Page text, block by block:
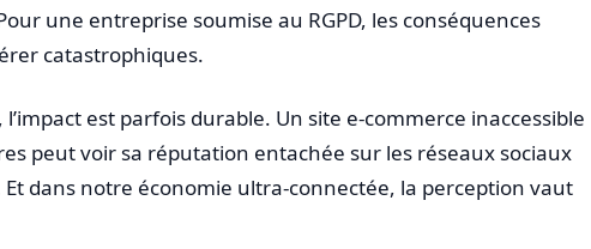
une entreprise soumise au RGPD, les conséquences
catastrophiques.
est parfois durable. Un site e-commerce inaccessible
peut voir sa réputation entachée sur les réseaux sociaux
dans notre économie ultra-connectée, la perception vaut